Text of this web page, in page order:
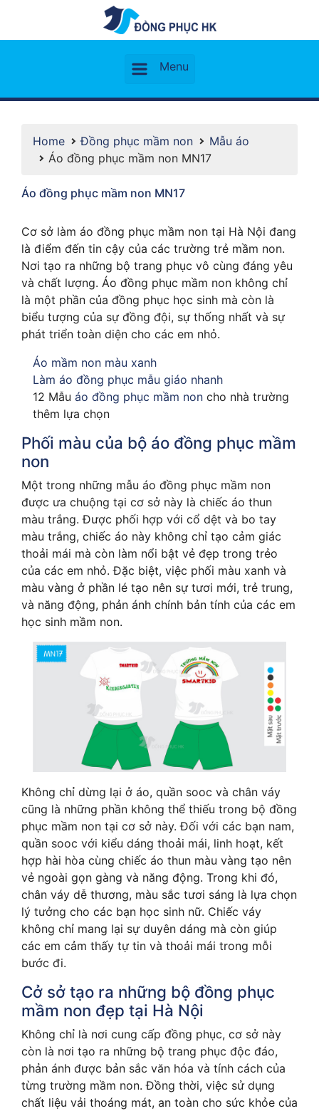
Home Đồng phục mầm non
Mẫu áo
Áo đồng phục mầm non MN17
Áo đồng phục mầm non MN17
Cơ sở làm áo đồng phục mầm non tại Hà Nội đang
là điểm đến tin cậy của các trường trẻ mầm non.
Nơi tạo ra những bộ trang phục vô cùng đáng yêu
và chất lượng. Áo đồng phục mầm non không chỉ
là một phần của đồng phục học sinh mà còn là
biểu tượng của sự đồng đội, sự thống nhất và sự
phát triển toàn diện cho các em nhỏ.
Áo mầm non màu xanh
Làm áo đồng phục mẫu giáo nhanh
12 Mẫu áo đồng phục mầm non cho nhà trường
thêm lựa chọn
Phối màu của bộ áo đồng phục mầm
non
Một trong những mẫu áo đồng phục mầm non
được ưa chuộng tại cơ sở này là chiếc áo thun
màu trắng. Được phối hợp với cổ dệt và bo tay
màu trắng, chiếc áo này không chỉ tạo cảm giác
thoải mái mà còn làm nổi bật vẻ đẹp trong trẻo
của các em nhỏ. Đặc biệt, việc phối màu xanh và
màu vàng ở phần lé tạo nên sự tươi mới, trẻ trung,
và năng động, phản ánh chính bản tính của các em
học sinh mầm non.
Không chỉ dừng lại ở áo, quần sooc và chân váy
cũng là những phần không thể thiếu trong bộ đồng
phục mầm non tại cơ sở này. Đối với các bạn nam,
quần sooc với kiểu dáng thoải mái, linh hoạt, kết
hợp hài hòa cùng chiếc áo thun màu vàng tạo nên
vẻ ngoài gọn gàng và năng động. Trong khi đó,
chân váy dễ thương, màu sắc tươi sáng là lựa chọn
lý tưởng cho các bạn học sinh nữ. Chiếc váy
không chỉ mang lại sự duyên dáng mà còn giúp
các em cảm thấy tự tin và thoải mái trong mỗi
bước đi.
Cở sở tạo ra những bộ đồng phục
mầm non đẹp tại Hà Nội
Không chỉ là nơi cung cấp đồng phục, cơ sở này
còn là nơi tạo ra những bộ trang phục độc đáo,
phản ánh được bản sắc văn hóa và tính cách của
từng trường mầm non. Đồng thời, việc sử dụng
chất liệu vải thoáng mát, an toàn cho sức khỏe của